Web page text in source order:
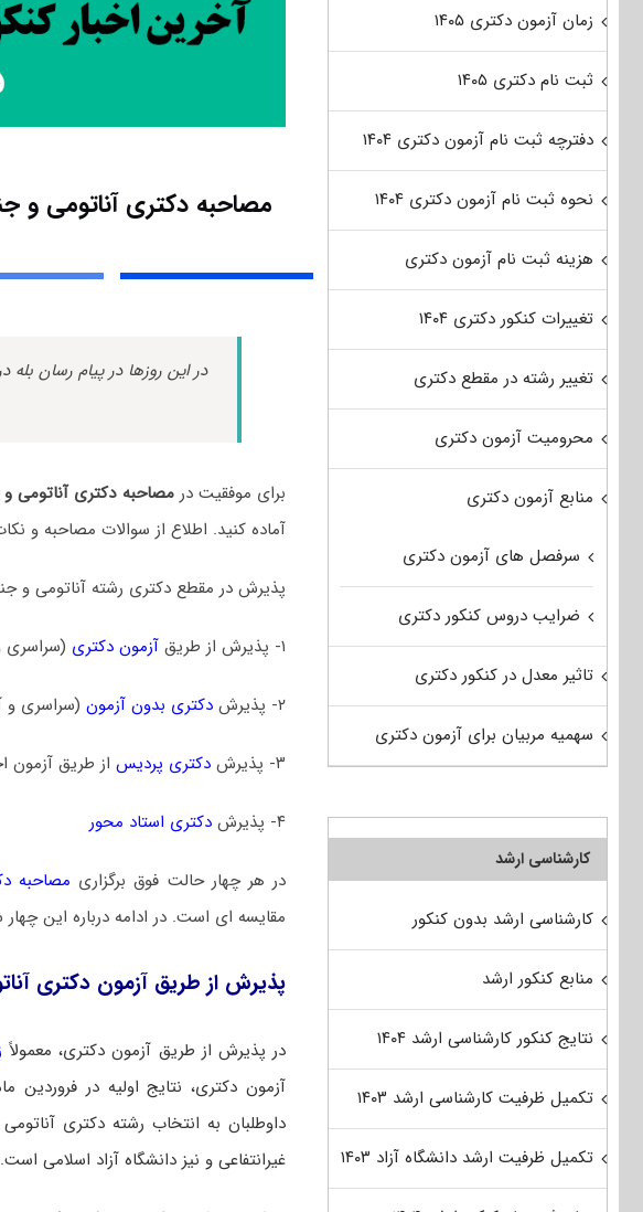
مصاحبه دکتری آناتومی و
در این روزها در پیام رسان بله
برای موفقیت درمصاحبه دکتری آناتومی
آماده کنید. اطلاع از سوالات مصاحبه و
پذیرش در مقطع دکتری رشته آناتومی و
۱- پذیرش از طریق آزمون دکتری (سراسری
۲- پذیرش دکتری بدون آزمون(سراسری و
۳- پذیرش دکتری پردیساز طریق آزمون
۴- پذیرش دکتری استاد محور
در هر چهار حالت فوق برگزاری مصاحبه
مقایسه ‌ای است. در ادامه درباره این
پذیرش از طریق آزمون دکتری
در پذیرش از طریق آزمون دکتری، معمولاً
آزمون دکتری، نتایج اولیه در فروردین
داوطلبان به انتخاب رشته دکتری
غیرانتفاعی و نیز دانشگاه آزاد اسلامی است.
زمان آزمون دکتری ۱۴۰۵
ثبت نام دکتری ۱۴۰۵
دفترچه ثبت نام آزمون دکتری ۱۴۰۴
نحوه ثبت نام آزمون دکتری ۱۴۰۴
هزینه ثبت نام آزمون دکتری
تغییرات کنکور دکتری ۱۴۰۴
تغییر رشته در مقطع دکتری
محرومیت آزمون دکتری
منابع آزمون دکتری
سرفصل های آزمون دکتری
ضرایب دروس کنکور دکتری
تاثیر معدل در کنکور دکتری
سهمیه مربیان برای آزمون دکتری
کارشناسی ارشد
کارشناسی ارشد بدون کنکور
منابع کنکور ارشد
نتایج کنکور کارشناسی ارشد ۱۴۰۴
تکمیل ظرفیت کارشناسی ارشد ۱۴۰۳
تکمیل ظرفیت ارشد دانشگاه آزاد ۱۴۰۳